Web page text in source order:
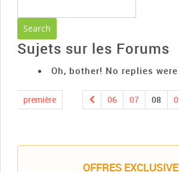
Sujets sur les Forums
Oh, bother! No replies
première 06 07 08
OFFRES